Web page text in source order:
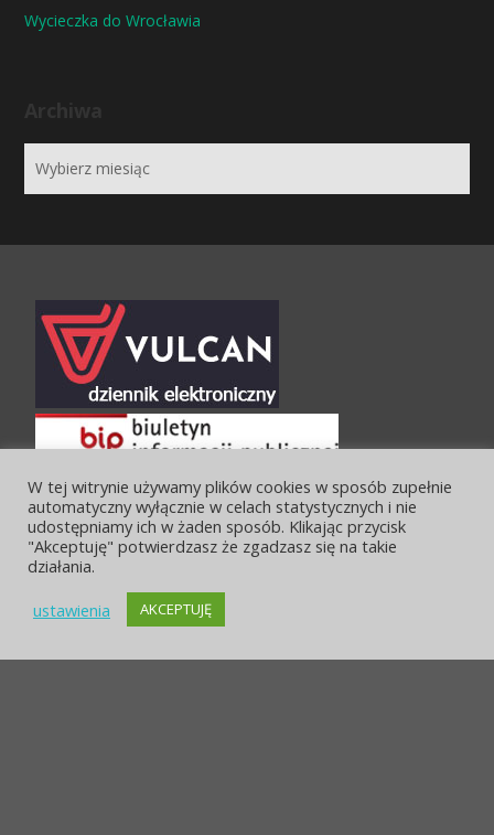
Wycieczka do Wrocławia
W tej witrynie używamy plików cookies w sposób zupełnie
automatyczny wyłącznie w celach statystycznych i nie
udostępniamy ich w żaden sposób. Klikając przycisk
"Akceptuję" potwierdzasz że zgadzasz się na takie
działania.
ustawienia
AKCEPTUJĘ